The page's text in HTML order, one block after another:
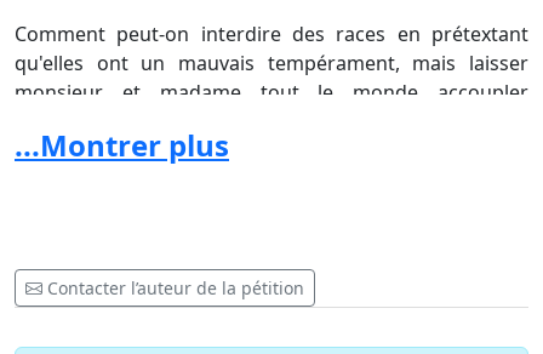
Comment peut-on interdire des races en prétextant
qu'elles ont un mauvais tempérament, mais laisser
monsieur et madame tout le monde accoupler
reproduit pas seulement un standard physique, mais
mis un point d'honneur à créer le compagnon idéal
pour l'Homme. Aucun cas de morsure d'un Américain
...Montrer plus
Contacter l’auteur de la pétition